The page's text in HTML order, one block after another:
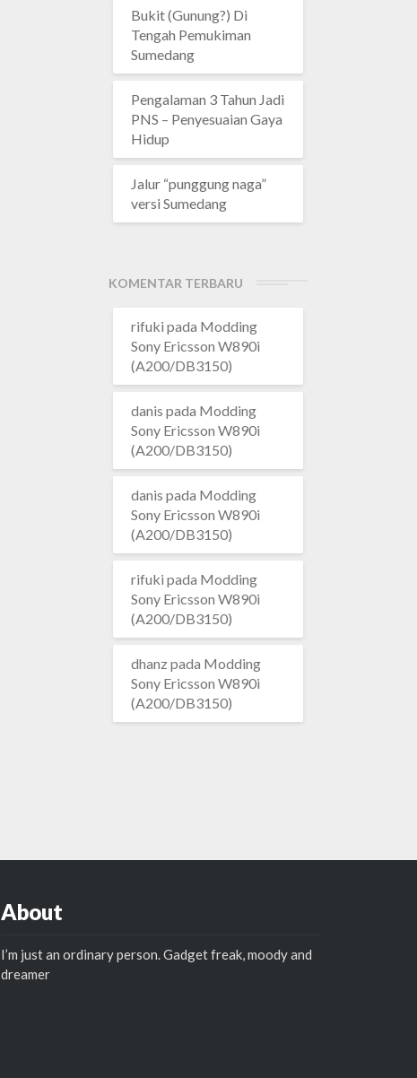
Bukit (Gunung?) Di
Tengah Pemukiman
Sumedang
Pengalaman 3 Tahun Jadi
PNS – Penyesuaian Gaya
Hidup
Jalur “punggung naga”
versi Sumedang
KOMENTAR TERBARU
rifuki pada Modding
Sony Ericsson W890i
(A200/DB3150)
danis pada Modding
Sony Ericsson W890i
(A200/DB3150)
danis pada Modding
Sony Ericsson W890i
(A200/DB3150)
rifuki pada Modding
Sony Ericsson W890i
(A200/DB3150)
dhanz pada Modding
Sony Ericsson W890i
(A200/DB3150)
About
I’m just an ordinary person. Gadget freak, moody and
dreamer